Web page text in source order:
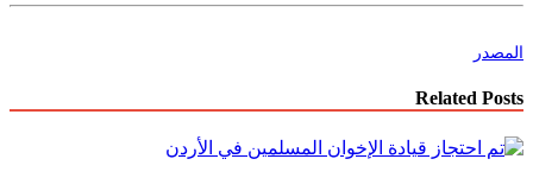
المصدر
Related Posts